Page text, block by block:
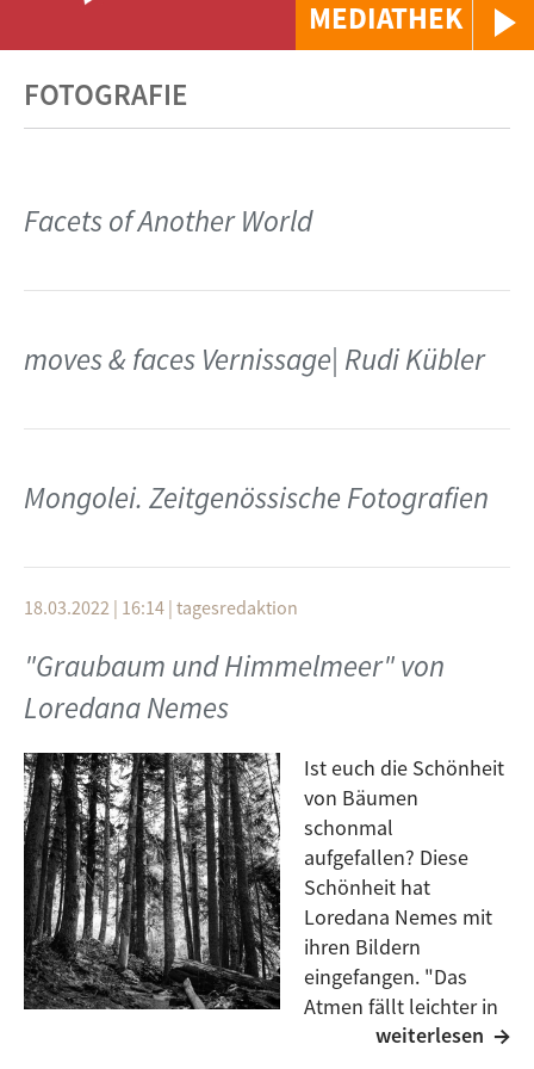
MEDIATHEK
FOTOGRAFIE
Facets of Another World
moves & faces Vernissage| Rudi Kübler
Mongolei. Zeitgenössische Fotografien
18.03.2022 | 16:14 | tagesredaktion
"Graubaum und Himmelmeer" von
Loredana Nemes
Ist euch die Schönheit
von Bäumen
schonmal
aufgefallen? Diese
Schönheit hat
Loredana Nemes mit
ihren Bildern
eingefangen. "Das
Atmen fällt leichter in
Sassnitz. Einweiterlesen